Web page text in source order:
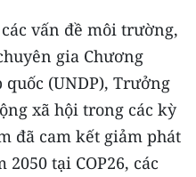
vấn đề môi trường,
gia Chương
(UNDP), Trưởng
xã hội trong các kỳ
đã cam kết giảm phát
tại COP26, các